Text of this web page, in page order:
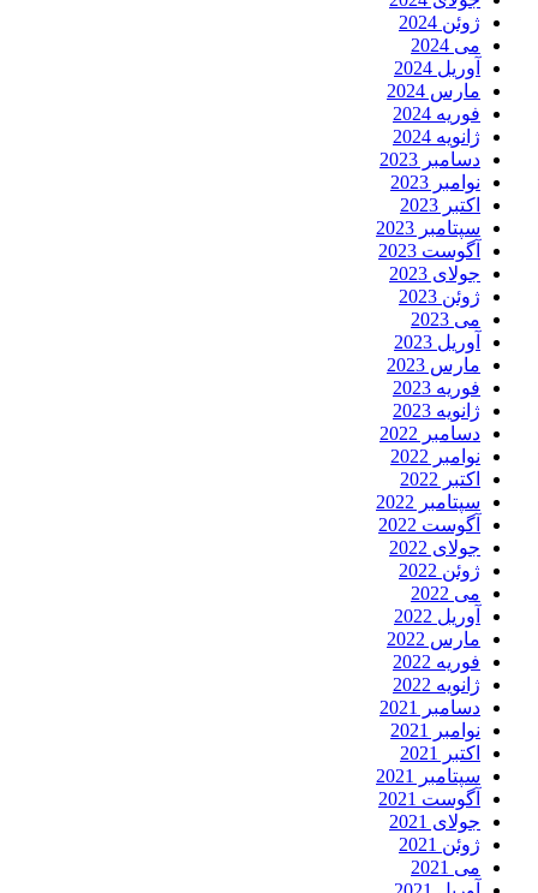
ژوئن 2024
می 2024
آوریل 2024
مارس 2024
فوریه 2024
ژانویه 2024
دسامبر 2023
نوامبر 2023
اکتبر 2023
سپتامبر 2023
آگوست 2023
جولای 2023
ژوئن 2023
می 2023
آوریل 2023
مارس 2023
فوریه 2023
ژانویه 2023
دسامبر 2022
نوامبر 2022
اکتبر 2022
سپتامبر 2022
آگوست 2022
جولای 2022
ژوئن 2022
می 2022
آوریل 2022
مارس 2022
فوریه 2022
ژانویه 2022
دسامبر 2021
نوامبر 2021
اکتبر 2021
سپتامبر 2021
آگوست 2021
جولای 2021
ژوئن 2021
می 2021